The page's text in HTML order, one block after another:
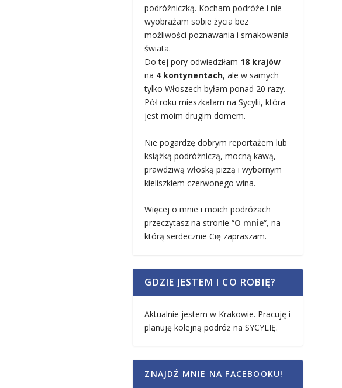
podróżniczką. Kocham podróże i nie
wyobrażam sobie życia bez
możliwości poznawania i smakowania
świata.
Do tej pory odwiedziłam 18 krajów
na 4 kontynentach, ale w samych
tylko Włoszech byłam ponad 20 razy.
Pół roku mieszkałam na Sycylii, która
jest moim drugim domem.
Nie pogardzę dobrym reportażem lub
książką podróżniczą, mocną kawą,
prawdziwą włoską pizzą i wybornym
kieliszkiem czerwonego wina.
Więcej o mnie i moich podróżach
przeczytasz na stronie “O mnie“, na
którą serdecznie Cię zapraszam.
GDZIE JESTEM I CO ROBIĘ?
Aktualnie jestem w Krakowie. Pracuję i
planuję kolejną podróż na SYCYLIĘ.
ZNAJDŹ MNIE NA FACEBOOKU!